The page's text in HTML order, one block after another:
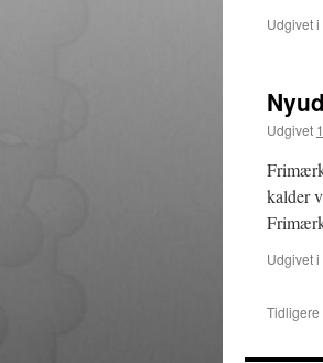
Udgivet i
Udgivet
kalder
Udgivet i